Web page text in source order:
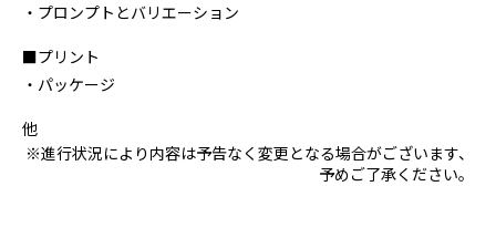
・プロンプトとバリエーション
■プリント
・パッケージ
他
※進行状況により内容は予告なく変更となる場合がございます、
予めご了承ください。